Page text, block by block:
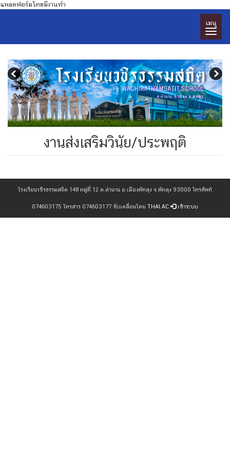
แพลตฟอร์มไทยมีงานทำ
เมนู
งานส่งเสริมวินัย/ประพฤติ
โรงเรียนวชิรธรรมสถิต 148 หมู่ที่ 12 ต.ตำนาน อ.เมืองพัทลุง จ.พัทลุง 93000 โทรศัพท์
074603175 โทรสาร 074603177 ขับเคลื่อนโดย THAI.AC เข้าระบบ